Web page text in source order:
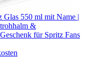
Glas 550 ml mit Name |
&
für Spritz Fans